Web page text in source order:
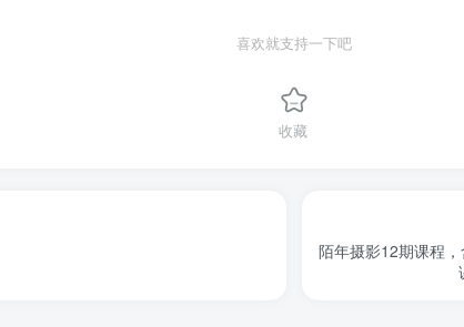
喜欢就支持一下吧
收藏
陌年摄影12期课程